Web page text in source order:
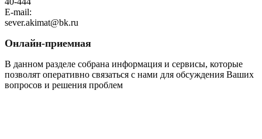
E-mail:
sever.akimat@bk.ru
Онлайн-приемная
В данном разделе собрана информация и сервисы, которые
позволят оперативно связаться с нами для обсуждения Ваших
вопросов и решения проблем